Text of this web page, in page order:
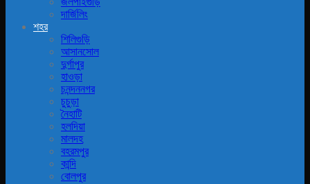
দার্জিলিং
শহর
শিলিগুড়ি
আসানসোল
দুর্গাপুর
হাওড়া
চনন্দননগর
চুচুড়া
নৈহাটি
হলদিয়া
মালদহ
বহরমপুর
কান্দি
বোলপুর